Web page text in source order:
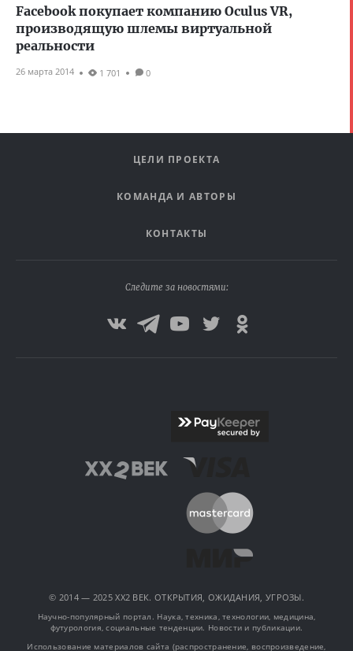
Facebook покупает компанию Oculus VR,
производящую шлемы виртуальной
реальности
26 марта 2014 1 701 0
ЦЕЛИ ПРОЕКТА
КОМАНДА И АВТОРЫ
КОНТАКТЫ
Следите за новостями:
© 2014 — 2025 XX2 ВЕК. ОТКРЫТИЯ, ОЖИДАНИЯ, УГРОЗЫ.
Научно-популярный портал. Наука, техника, технологии, медицина,
футурология, социальные тенденции. Новости и публикации.
Использование материалов сайта (распространение, воспроизведение,